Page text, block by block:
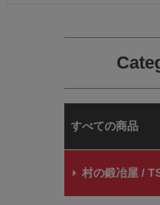
村の鍛冶屋本店
村の鍛冶屋 /